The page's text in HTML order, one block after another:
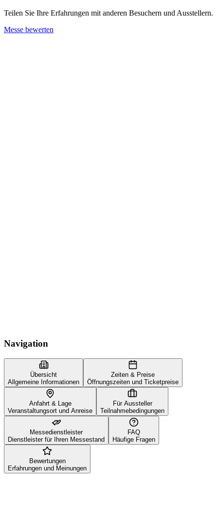
Teilen Sie Ihre Erfahrungen mit anderen Besuchern und Ausstellern.
Messe bewerten
Navigation
Übersicht
Allgemeine Informationen
Zeiten & Preise
Öffnungszeiten und Ticketpreise
Anfahrt & Lage
Veranstaltungsort und Anreise
Für Aussteller
Teilnahmebedingungen
Messedienstleister
Dienstleister für Ihren Messestand
FAQ
Häufige Fragen
Bewertungen
Erfahrungen und Meinungen